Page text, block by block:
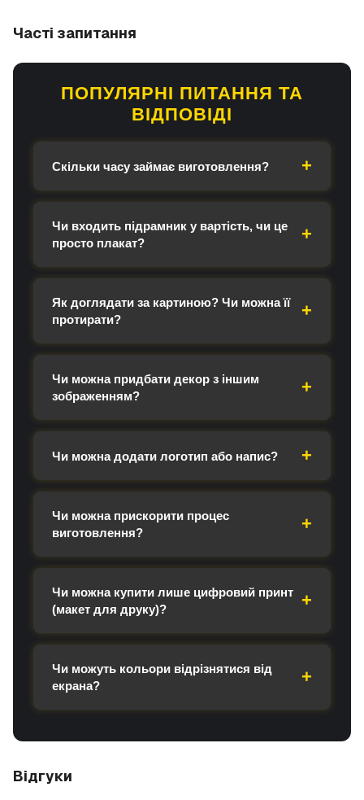
Часті запитання
ПОПУЛЯРНІ ПИТАННЯ ТА
ВІДПОВІДІ
Скільки часу займає виготовлення?
Чи входить підрамник у вартість, чи це
просто плакат?
Як доглядати за картиною? Чи можна її
протирати?
Чи можна придбати декор з іншим
зображенням?
Чи можна додати логотип або напис?
Чи можна прискорити процес
виготовлення?
Чи можна купити лише цифровий принт
(макет для друку)?
Чи можуть кольори відрізнятися від
екрана?
Відгуки